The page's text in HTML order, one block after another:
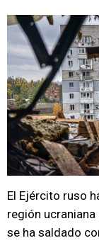
El Ejército ruso
región
se ha saldado